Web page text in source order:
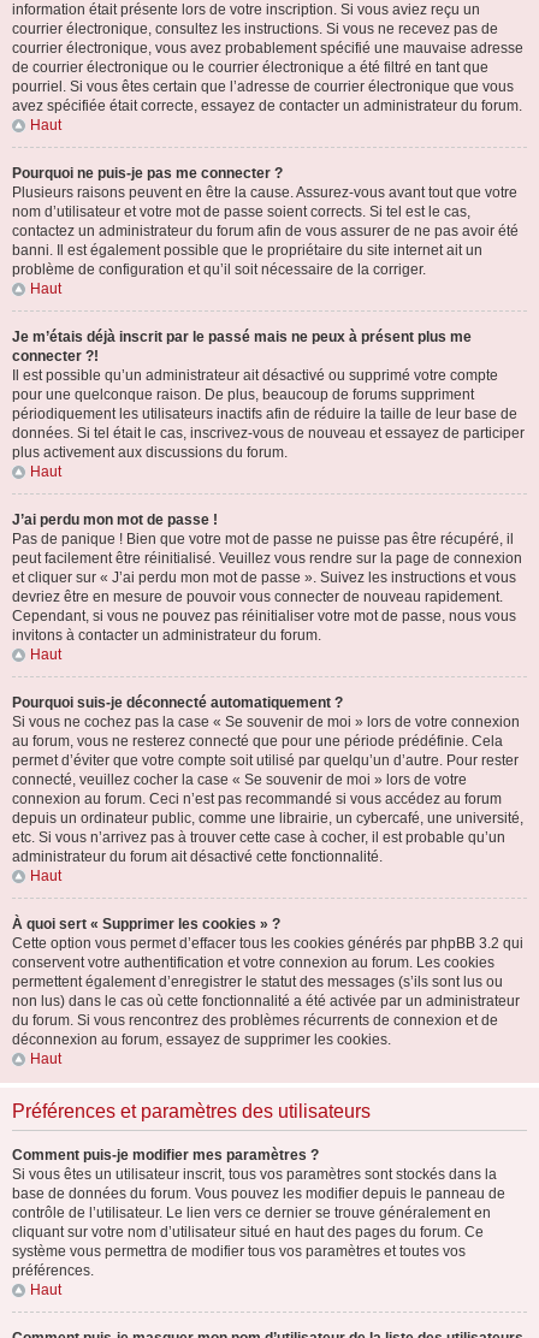
information était présente lors de votre inscription. Si vous aviez reçu un
courrier électronique, consultez les instructions. Si vous ne recevez pas de
courrier électronique, vous avez probablement spécifié une mauvaise adresse
de courrier électronique ou le courrier électronique a été filtré en tant que
pourriel. Si vous êtes certain que l’adresse de courrier électronique que vous
avez spécifiée était correcte, essayez de contacter un administrateur du forum.
Haut
Pourquoi ne puis-je pas me connecter ?
Plusieurs raisons peuvent en être la cause. Assurez-vous avant tout que votre
nom d’utilisateur et votre mot de passe soient corrects. Si tel est le cas,
contactez un administrateur du forum afin de vous assurer de ne pas avoir été
banni. Il est également possible que le propriétaire du site internet ait un
problème de configuration et qu’il soit nécessaire de la corriger.
Haut
Je m’étais déjà inscrit par le passé mais ne peux à présent plus me
connecter ?!
Il est possible qu’un administrateur ait désactivé ou supprimé votre compte
pour une quelconque raison. De plus, beaucoup de forums suppriment
périodiquement les utilisateurs inactifs afin de réduire la taille de leur base de
données. Si tel était le cas, inscrivez-vous de nouveau et essayez de participer
plus activement aux discussions du forum.
Haut
J’ai perdu mon mot de passe !
Pas de panique ! Bien que votre mot de passe ne puisse pas être récupéré, il
peut facilement être réinitialisé. Veuillez vous rendre sur la page de connexion
et cliquer sur « J’ai perdu mon mot de passe ». Suivez les instructions et vous
devriez être en mesure de pouvoir vous connecter de nouveau rapidement.
Cependant, si vous ne pouvez pas réinitialiser votre mot de passe, nous vous
invitons à contacter un administrateur du forum.
Haut
Pourquoi suis-je déconnecté automatiquement ?
Si vous ne cochez pas la case « Se souvenir de moi » lors de votre connexion
au forum, vous ne resterez connecté que pour une période prédéfinie. Cela
permet d’éviter que votre compte soit utilisé par quelqu’un d’autre. Pour rester
connecté, veuillez cocher la case « Se souvenir de moi » lors de votre
connexion au forum. Ceci n’est pas recommandé si vous accédez au forum
depuis un ordinateur public, comme une librairie, un cybercafé, une université,
etc. Si vous n’arrivez pas à trouver cette case à cocher, il est probable qu’un
administrateur du forum ait désactivé cette fonctionnalité.
Haut
À quoi sert « Supprimer les cookies » ?
Cette option vous permet d’effacer tous les cookies générés par phpBB 3.2 qui
conservent votre authentification et votre connexion au forum. Les cookies
permettent également d’enregistrer le statut des messages (s’ils sont lus ou
non lus) dans le cas où cette fonctionnalité a été activée par un administrateur
du forum. Si vous rencontrez des problèmes récurrents de connexion et de
déconnexion au forum, essayez de supprimer les cookies.
Haut
Préférences et paramètres des utilisateurs
Comment puis-je modifier mes paramètres ?
Si vous êtes un utilisateur inscrit, tous vos paramètres sont stockés dans la
base de données du forum. Vous pouvez les modifier depuis le panneau de
contrôle de l’utilisateur. Le lien vers ce dernier se trouve généralement en
cliquant sur votre nom d’utilisateur situé en haut des pages du forum. Ce
système vous permettra de modifier tous vos paramètres et toutes vos
préférences.
Haut